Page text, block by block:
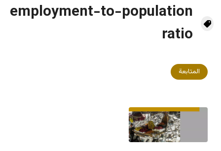
employment-to-population
ratio
المتابعة